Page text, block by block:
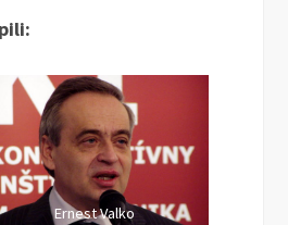
Ernest Valko